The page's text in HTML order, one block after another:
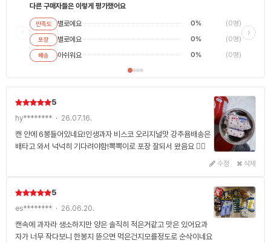
다른 구매자들은 이렇게 평가했어요
만족도 별로에요 0% (0명)
포장 별로에요 0% (0명)
배송 아쉬워요 0% (0명)
별로에
평범해
›
5
hy******** · 26.07.16.
캔 안에 6봉들어있네요!인생과자 비스코 오리지널맛 강추욤배송은
배타고 와서 넉넉히 기다려야함!뽁뽁이로 포장 잘되서 왔음요 👍🏻
수정 삭제
5
es******** · 26.06.20.
캔속에 과자라 생소하지만 양은 솔직히 적은거같고 맛은 있어요과
자가 너무 작다보니 한봉지 뜯으면 먹은건지모를정도로 순삭이네요